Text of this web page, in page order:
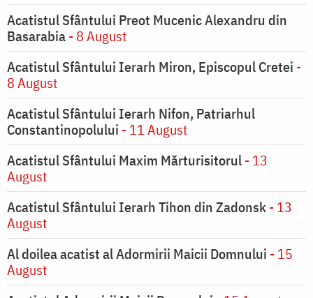
Acatistul Sfântului Preot Mucenic Alexandru din
Basarabia- 8 August
Acatistul Sfântului Ierarh Miron, Episcopul Cretei -
8 August
Acatistul Sfântului Ierarh Nifon, Patriarhul
Constantinopolului - 11 August
Acatistul Sfântului Maxim Mărturisitorul- 13
August
Acatistul Sfântului Ierarh Tihon din Zadonsk- 13
August
Al doilea acatist al Adormirii Maicii Domnului - 15
August